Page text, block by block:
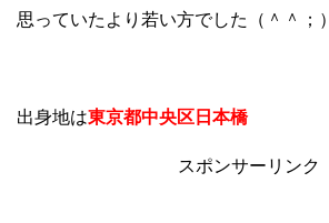
思っていたより若い方でした（＾＾；）
出身地は東京都中央区日本橋
スポンサーリンク